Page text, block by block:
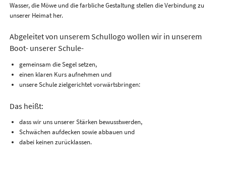
Wasser, die Möwe und die farbliche Gestaltung stellen die Verbindung zu
unserer Heimat her.
Abgeleitet von unserem Schullogo wollen wir in unserem
Boot- unserer Schule-
gemeinsam die Segel setzen,
einen klaren Kurs aufnehmen und
unsere Schule zielgerichtet vorwärtsbringen:
Das heißt:
dass wir uns unserer Stärken bewusstwerden,
Schwächen aufdecken sowie abbauen und
dabei keinen zurücklassen.